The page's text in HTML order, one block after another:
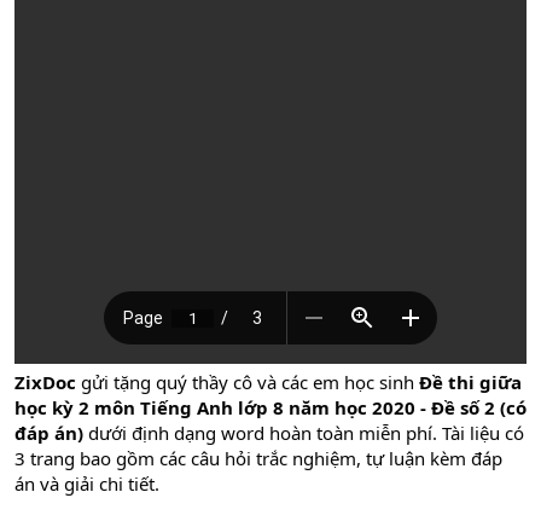
ZixDoc gửi tặng quý thầy cô và các em học sinh Đề thi giữa
học kỳ 2 môn Tiếng Anh lớp 8 năm học 2020 - Đề số 2 (có
đáp án) dưới định dạng word hoàn toàn miễn phí. Tài liệu có
3 trang bao gồm các câu hỏi trắc nghiệm, tự luận kèm đáp
án và giải chi tiết.